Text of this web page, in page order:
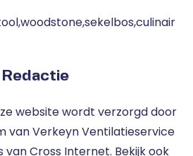
Redactie
website wordt verzorgd door
van Verkeyn Ventilatieservice
Cross Internet. Bekijk ook